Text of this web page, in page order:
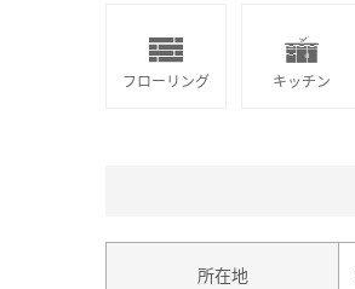
フローリング キッチン
所在地